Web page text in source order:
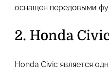
оснащен передовыми
2. Honda
Honda Civic является